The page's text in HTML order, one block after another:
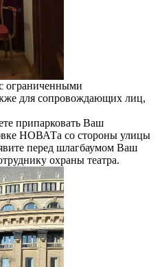
ограниченными
для сопровождающих лиц,
припарковать Ваш
НОВАТа со стороны улицы
перед шлагбаумом Ваш
охраны театра.